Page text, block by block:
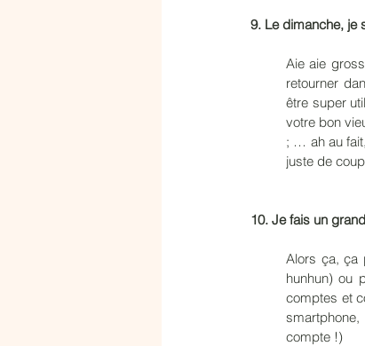
9. Le dimanche, je
Aie aie
retourner
être super
votre bon
; … ah au
juste de
10. Je fais un
Alors ça, ça
hunhun) ou
comptes et
compte !)